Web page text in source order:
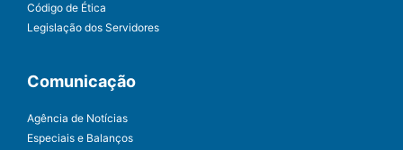
Código de Ética
Legislação dos Servidores
Comunicação
Agência de Notícias
Especiais e Balanços